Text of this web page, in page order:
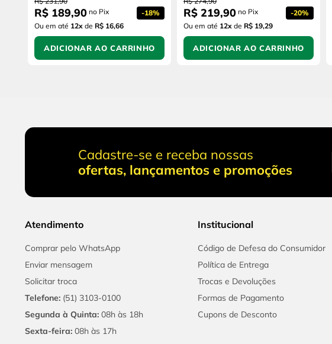
R$ 189,90 no Pix -18%
Ou em até 12x de R$ 16,66
ADICIONAR AO CARRINHO
R$ 219,90 no Pix -20%
Ou em até 12x de R$ 19,29
ADICIONAR AO CARRINHO
Cadastre-se e receba nossas
ofertas, lançamentos e promoções
Atendimento
Comprar pelo WhatsApp
Enviar mensagem
Solicitar troca
Telefone: (51) 3103-0100
Segunda à Quinta: 08h às 18h
Sexta-feira: 08h às 17h
Institucional
Código de Defesa do Consumidor
Política de Entrega
Trocas e Devoluções
Formas de Pagamento
Cupons de Desconto